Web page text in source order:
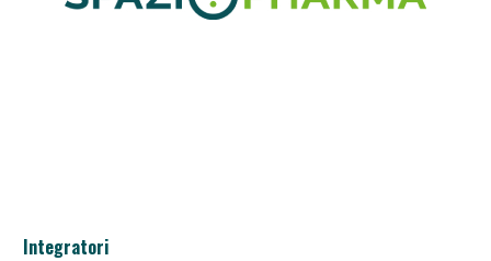
Integratori
Salini e Multivitaminici: oggi Sconto extra fino al